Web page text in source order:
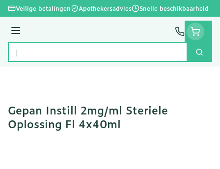
Ga naar de inhoud
Veilige betalingen Apothekersadvies Snelle beschikbaarheid
Menu
Product, merk, categorie...
Zoek
Gepan Instill 2mg/ml Steriele
Oplossing Fl 4x40ml